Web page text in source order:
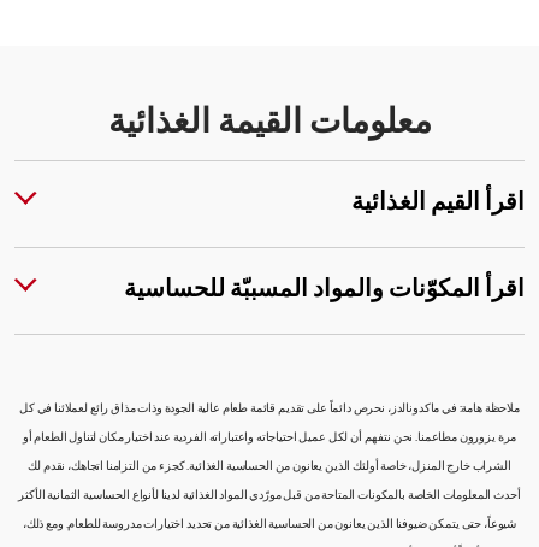
معلومات القيمة الغذائية
اقرأ القيم الغذائية
اقرأ المكوّنات والمواد المسببّة للحساسية
ملاحظة هامة: في ماكدونالدز، نحرص دائماً على تقديم قائمة طعام عالية الجودة وذات مذاق رائع لعملائنا في كل
مرة يزورون مطاعمنا. نحن نتفهم أن لكل عميل احتياجاته واعتباراته الفردية عند اختيار مكان لتناول الطعام أو
الشراب خارج المنزل، خاصة أولئك الذين يعانون من الحساسية الغذائية. كجزء من التزامنا اتجاهك، نقدم لك
أحدث المعلومات الخاصة بالمكونات المتاحة من قبل مورّدي المواد الغذائية لدينا لأنواع الحساسية الثمانية الأكثر
شيوعاً، حتى يتمكن ضيوفنا الذين يعانون من الحساسية الغذائية من تحديد اختيارات مدروسة للطعام. ومع ذلك،